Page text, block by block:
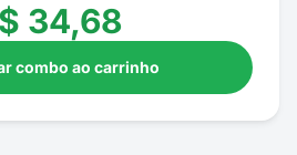
34,68
combo ao carrinho